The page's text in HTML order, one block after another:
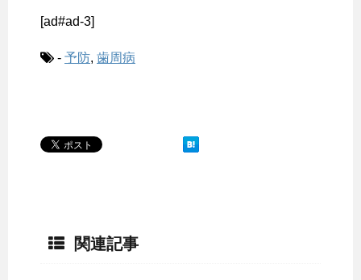
[ad#ad-3]
- 予防, 歯周病
関連記事